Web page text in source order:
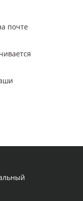
почте